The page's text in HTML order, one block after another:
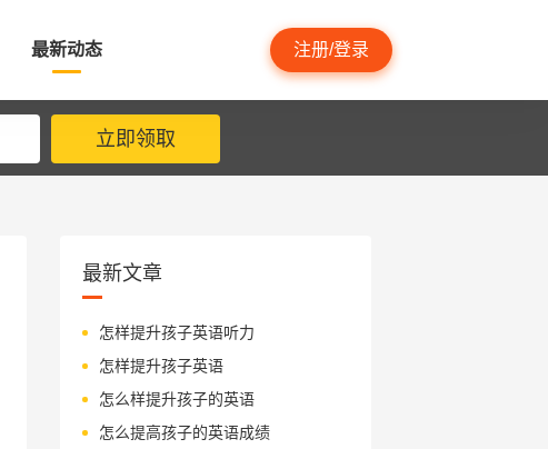
最新动态 注册/登录
立即领取
最新文章
怎样提升孩子英语听力
怎样提升孩子英语
怎么样提升孩子的英语
怎么提高孩子的英语成绩